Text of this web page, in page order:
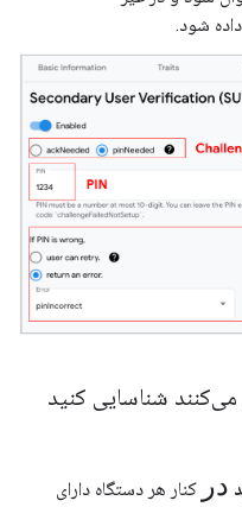
شود.
در کنار هر دستگاه دارای